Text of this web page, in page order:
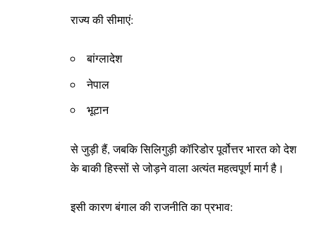
राज्य की सीमाएं:
बांग्लादेश
नेपाल
भूटान
से जुड़ी हैं, जबकि सिलिगुड़ी कॉरिडोर पूर्वोत्तर भारत को देश
के बाकी हिस्सों से जोड़ने वाला अत्यंत महत्वपूर्ण मार्ग है।
इसी कारण बंगाल की राजनीति का प्रभाव: